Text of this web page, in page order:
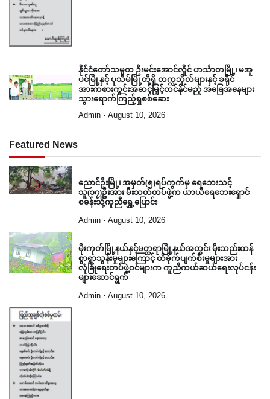
နိုင်ငံတော်သမ္မတ ဦးမင်းအောင်လှိုင် ဟင်္သာတမြို့၊ မအူ
ပင်မြို့နှင့် ပုသိမ်မြို့တို့ရှိ တက္ကသိုလ်များနှင့် ခရိုင်
အားကစားကွင်းအဆင့်မြှင့်တင်နိုင်မည့် အခြေအနေများ
သွားရောက်ကြည့်ရှုစစ်ဆေး
Admin August 10, 2026
Featured News
ညောင်ဦးမြို့၊ အမှတ်(၅)ရပ်ကွက်မှ ရေဘေးသင့်
သူ(၁၇)ဦးအား မီးသတ်တပ်ဖွဲ့က ယာယီရေဘေးရှောင်
စခန်းသို့ကူညီရွှေ့ပြောင်း
Admin August 10, 2026
မိုးကုတ်မြို့နယ်နှင့်မတ္တရာမြို့နယ်အတွင်း မိုးသည်းထန်
စွာရွာသွန်းမှုများကြောင့် ထိခိုက်ပျက်စီးမှုများအား
လုံခြုံရေးတပ်ဖွဲ့ဝင်များက ကူညီကယ်ဆယ်ရေးလုပ်ငန်း
များဆောင်ရွက်
Admin August 10, 2026